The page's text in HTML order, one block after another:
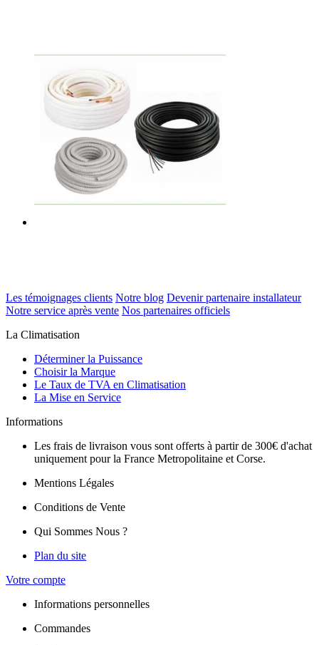
Les témoignages clients Notre blog Devenir partenaire installateur
Notre service après vente Nos partenaires officiels
La Climatisation
Déterminer la Puissance
Choisir la Marque
Le Taux de TVA en Climatisation
La Mise en Service
Informations
Les frais de livraison vous sont offerts à partir de 300€ d'achat
uniquement pour la France Metropolitaine et Corse.
Mentions Légales
Conditions de Vente
Qui Sommes Nous ?
Plan du site
Votre compte
Informations personnelles
Commandes